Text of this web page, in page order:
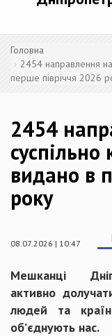
Головна
2454 направлення
перше півріччя 2026
2454
суспільно
видано в
року
08.07.2026 | 10:47
Мешканці
активно
людей та
об’єднують нас.